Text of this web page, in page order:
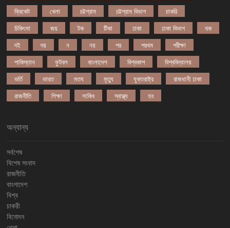
ক্রিকেট
খেলা চট্টগ্রাম চট্টগ্রাম বিভাগ
চাকরি
চিকিৎসা
জয় টক টিকা ঢাকা ঢাকা বিভাগ
থক
দই
দয় ন নয় পর পরথম
পরীক্ষা
পাকিস্তান
ফুটবল বাংলাদেশ বিশ্বকাপ
বিশ্ববিদ্যালয়
ভর্তি
ভারত মতয মৃত্যু যুক্তরাষ্ট্র
রাজধানী ঢাকা
রাজনীতি
শিক্ষা সাকিব স্বাস্থ্য হব
অন্যান্য
সর্বশেষ
বিশেষ সংবাদ
রাজনীতি
বাংলাদেশ
বিশ্ব
চাকরী
বিনোদন